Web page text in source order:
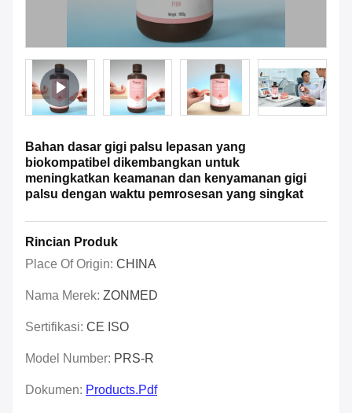
Bahan dasar gigi palsu lepasan yang
biokompatibel dikembangkan untuk
meningkatkan keamanan dan kenyamanan gigi
palsu dengan waktu pemrosesan yang singkat
Rincian Produk
Place Of Origin: CHINA
Nama Merek: ZONMED
Sertifikasi: CE ISO
Model Number: PRS-R
Dokumen: Products.pdf